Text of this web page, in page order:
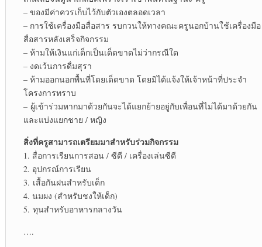
– ของมีค่าควรเก็บไว้กับตัวเองตลอดเวลา
– การใช้เครื่องมือสื่อสาร รบกวนให้ทางคณะครูนอกบ้านใช้เครื่องมือ
สื่อสารหลังเสร็จกิจกรรม
– ห้ามให้เงินแก่เด็กเป็นเด็ดขาดไม่ว่ากรณีใด
– งดเว้นการดื่มสุรา
– ห้ามออกนอกพื้นที่โดยเด็ดขาด โดยมิได้แจ้งให้เจ้าหน้าที่ประจำ
โครงการทราบ
– ผู้เข้าร่วมหากมาด้วยกันจะได้แยกย้ายอยู่กับเพื่อนที่ไม่ได้มาด้วยกัน
และแบ่งแยกชาย / หญิง
สิ่งที่ครูสามารถเตรียมมาสำหรับร่วมกิจกรรม
1. สื่อการเรียนการสอน / ซีดี / เครื่องเล่นซีดี
2. อุปกรณ์การเรียน
3. เสื้อกันฝนสำหรับเด็ก
4. นมผง (สำหรับชงให้เด็ก)
5. ทุนสำหรับอาหารกลางวัน
….